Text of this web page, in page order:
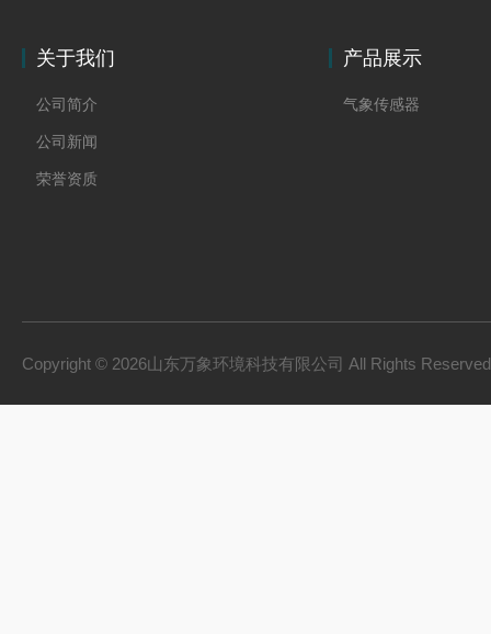
关于我们
公司简介
公司新闻
荣誉资质
产品展示
气象传感器
Copyright © 2026山东万象环境科技有限公司 All Rights